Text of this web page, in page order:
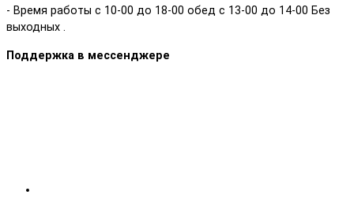
- Время работы с 10-00 до 18-00 обед с 13-00 до 14-00 Без
выходных .
Поддержка в мессенджере